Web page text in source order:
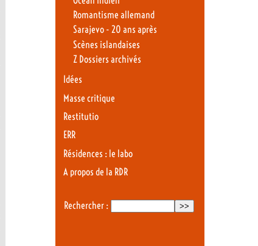
Romantisme allemand
Sarajevo - 20 ans après
Scènes islandaises
Z Dossiers archivés
Idées
Masse critique
Restitutio
ERR
Résidences : le labo
A propos de la RDR
Rechercher :